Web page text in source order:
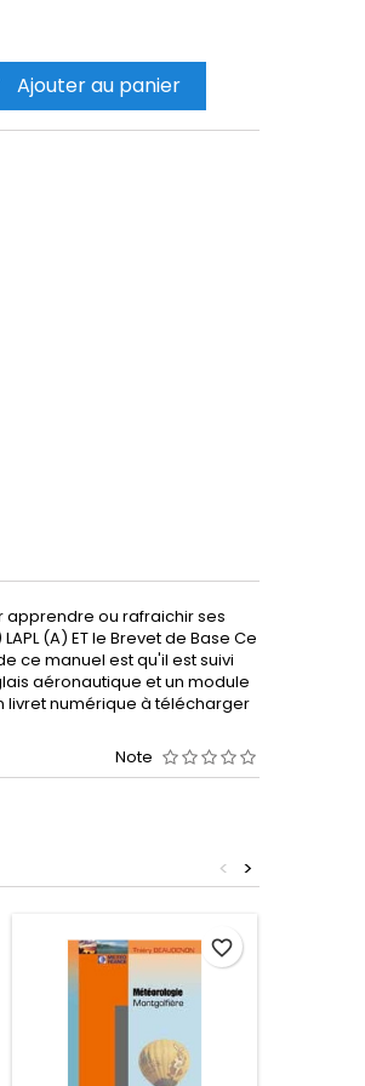
Ajouter au panier
apprendre ou rafraichir ses
(A) ET le Brevet de Base Ce
ce manuel est qu'il est suivi
aéronautique et un module
livret numérique à télécharger
Note
>
<
favorite_border